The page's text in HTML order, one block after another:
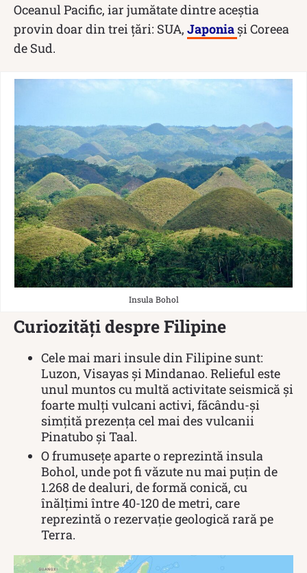
Oceanul Pacific, iar jumătate dintre aceștia
provin doar din trei țări: SUA, Japonia și Coreea
de Sud.
Insula Bohol
Curiozități despre Filipine
Cele mai mari insule din Filipine sunt:
Luzon, Visayas și Mindanao. Relieful este
unul muntos cu multă activitate seismică și
foarte mulți vulcani activi, făcându-și
simțită prezența cel mai des vulcanii
Pinatubo și Taal.
O frumusețe aparte o reprezintă insula
Bohol, unde pot fi văzute nu mai puțin de
1.268 de dealuri, de formă conică, cu
înălțimi între 40-120 de metri, care
reprezintă o rezervație geologică rară pe
Terra.